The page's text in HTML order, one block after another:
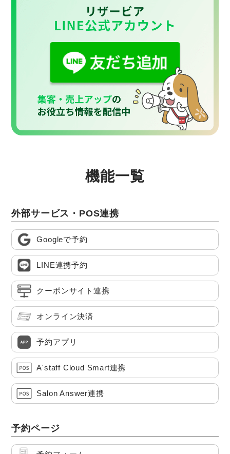
機能一覧
外部サービス・POS連携
Googleで予約
LINE連携予約
クーポンサイト連携
オンライン決済
予約アプリ
A'staff Cloud Smart連携
Salon Answer連携
予約ページ